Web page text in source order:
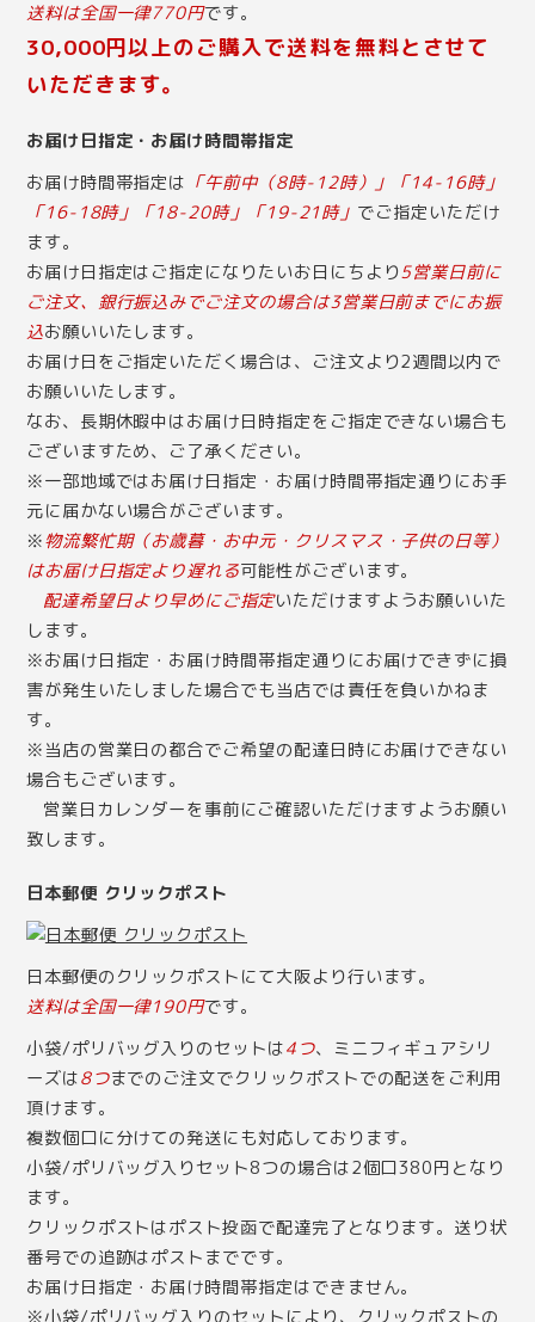
送料は全国一律770円です。
30,000円以上のご購入で送料を無料とさせて
いただきます。
お届け日指定・お届け時間帯指定
お届け時間帯指定は 「午前中（8時-12時）」「14-16時」
「16-18時」「18-20時」「19-21時」 でご指定いただけ
ます。
お届け日指定はご指定になりたいお日にちより5営業日前に
ご注文、銀行振込みでご注文の場合は3営業日前までにお振
込お願いいたします。
お届け日をご指定いただく場合は、ご注文より2週間以内で
お願いいたします。
なお、長期休暇中はお届け日時指定をご指定できない場合も
ございますため、ご了承ください。
※一部地域ではお届け日指定・お届け時間帯指定通りにお手
元に届かない場合がございます。
※物流繁忙期（お歳暮・お中元・クリスマス・子供の日等）
はお届け日指定より遅れる可能性がございます。
配達希望日より早めにご指定いただけますようお願いいた
します。
※お届け日指定・お届け時間帯指定通りにお届けできずに損
害が発生いたしました場合でも当店では責任を負いかねま
す。
※当店の営業日の都合でご希望の配達日時にお届けできない
場合もございます。
営業日カレンダーを事前にご確認いただけますようお願い
致します。
日本郵便 クリックポスト
日本郵便のクリックポストにて大阪より行います。
送料は全国一律190円です。
小袋/ポリバッグ入りのセットは4つ、ミニフィギュアシリ
ーズは8つまでのご注文でクリックポストでの配送をご利用
頂けます。
複数個口に分けての発送にも対応しております。
小袋/ポリバッグ入りセット8つの場合は2個口380円となり
ます。
クリックポストはポスト投函で配達完了となります。送り状
番号での追跡はポストまでです。
お届け日指定・お届け時間帯指定はできません。